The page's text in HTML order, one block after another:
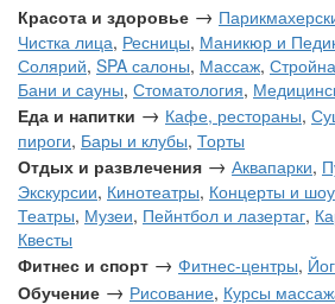
Красота и здоровье →
Чистка лица, Ресницы, Маникюр и
Солярий, SPA салоны, Массаж,
Бани и сауны, Стоматология,
Еда и напитки → Кафе, рестораны,
пироги, Бары и клубы, Торты
Отдых и развлечения → Аквапарки,
Экскурсии, Кинотеатры, Концерты и шоу
Театры, Музеи, Пейнтбол и лазертаг,
Квесты
Фитнес и спорт → Фитнес-центры,
Обучение → Рисование, Курсы